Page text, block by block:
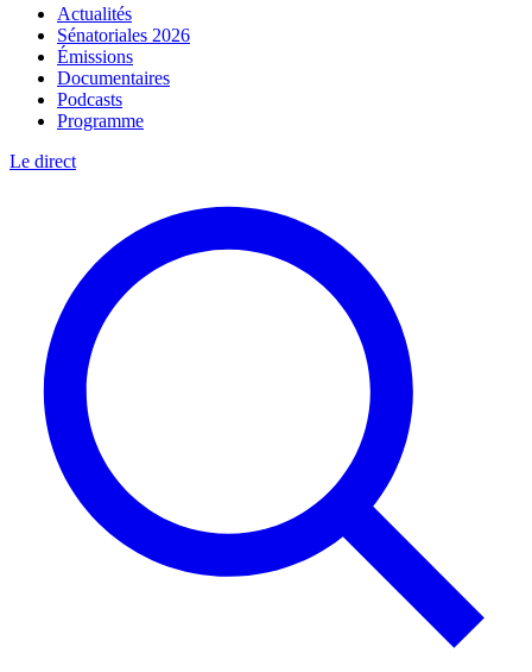
Actualités
Sénatoriales 2026
Émissions
Documentaires
Podcasts
Programme
Le direct